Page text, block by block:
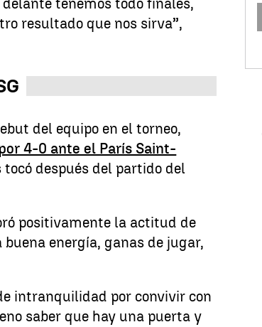
tenemos todo finales,
resultado que nos sirva”,
del equipo en el torneo,
4-0 ante el París Saint-
tocó después del partido del
positivamente la actitud de
energía, ganas de jugar,
intranquilidad por convivir con
saber que hay una puerta y